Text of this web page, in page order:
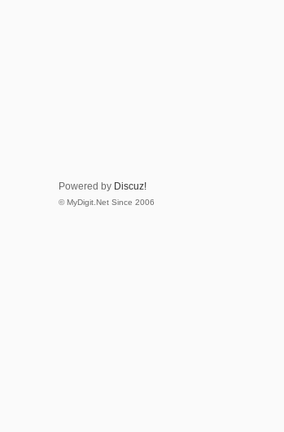
Powered by Discuz!
© MyDigit.Net Since 2006